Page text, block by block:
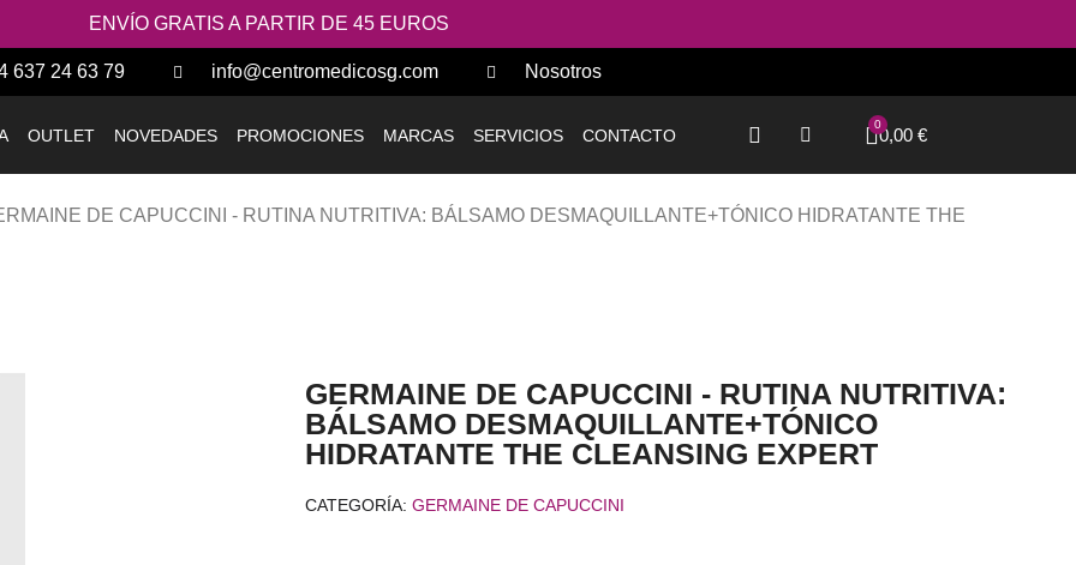
ENVÍO GRATIS A PARTIR DE 45 EUROS
637 24 63 79 info@centromedicosg.com Nosotros
OUTLET NOVEDADES PROMOCIONES MARCAS SERVICIOS CONTACTO 0,00 €
DE CAPUCCINI - RUTINA NUTRITIVA: BÁLSAMO DESMAQUILLANTE+TÓNICO HIDRATANTE THE
GERMAINE DE CAPUCCINI - RUTINA NUTRITIVA:
BÁLSAMO DESMAQUILLANTE+TÓNICO
HIDRATANTE THE CLEANSING EXPERT
CATEGORÍA GERMAINE DE CAPUCCINI